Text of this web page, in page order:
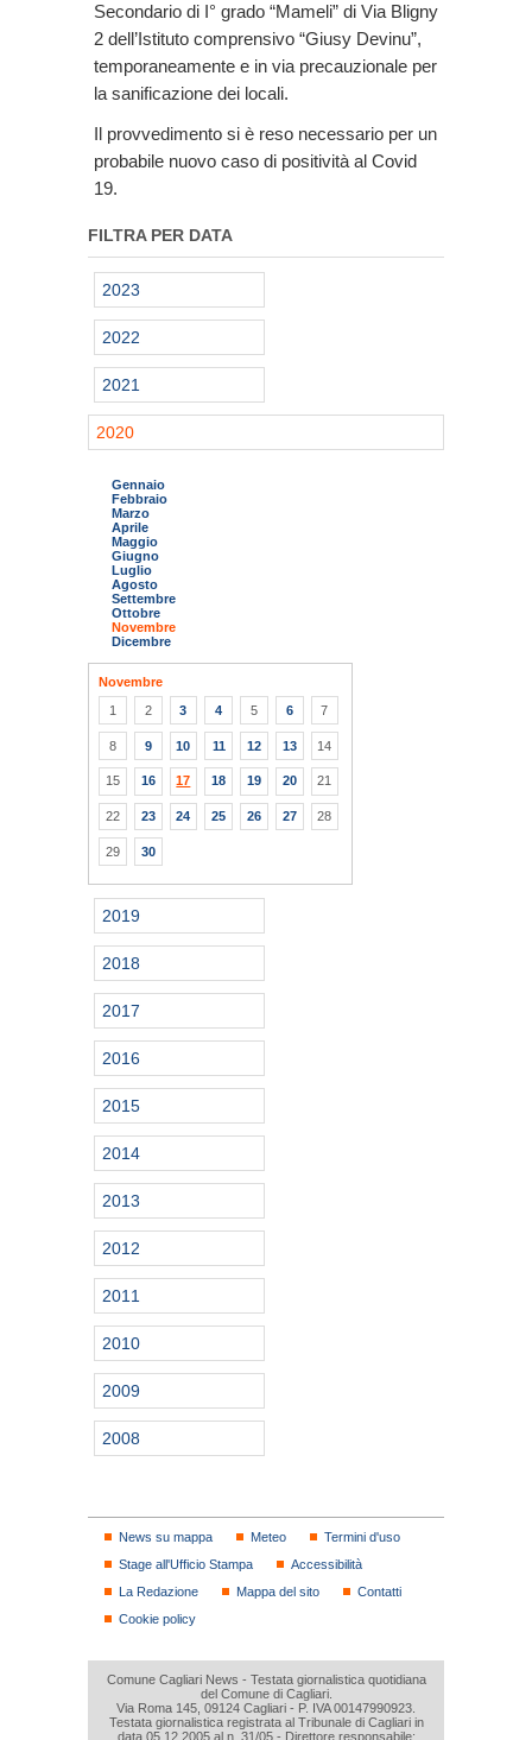
Secondario di I° grado “Mameli” di Via Bligny
2 dell’Istituto comprensivo “Giusy Devinu”,
temporaneamente e in via precauzionale per
la sanificazione dei locali.
Il provvedimento si è reso necessario per un
probabile nuovo caso di positività al Covid
19.
FILTRA PER DATA
2023
2022
2021
2020
Gennaio
Febbraio
Marzo
Aprile
Maggio
Giugno
Luglio
Agosto
Settembre
Ottobre
Novembre
Dicembre
Novembre
1
2 3 4 5 6 7
8 9 10 11 12 13 14
15 16 17 18 19 20 21
22 23 24 25 26 27 28
29 30
2019
2018
2017
2016
2015
2014
2013
2012
2011
2010
2009
2008
News su mappa Meteo
Termini d'uso
Stage all'Ufficio Stampa
Accessibilità
La Redazione
Mappa del sito
Contatti
Cookie policy
Comune Cagliari News - Testata giornalistica quotidiana
del Comune di Cagliari.
Via Roma 145, 09124 Cagliari - P. IVA 00147990923.
Testata giornalistica registrata al Tribunale di Cagliari in
data 05.12.2005 al n. 31/05 - Direttore responsabile: